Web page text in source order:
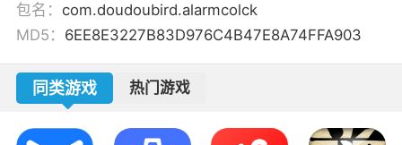
包名： com.doudoubird.alarmcolck
MD5： 6EE8E3227B83D976C4B47E8A74FFA903
同类游戏 热门游戏